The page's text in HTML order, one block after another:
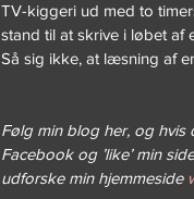
TV-kiggeri ud med to
stand til at skrive i løbet af
Så sig ikke, at læsning af
Følg min blog her, og
Facebook og ’like’ min
udforske min hjemmeside